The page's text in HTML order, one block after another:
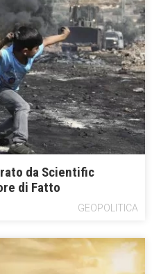
da Scientific
di Fatto
GEOPOLITICA